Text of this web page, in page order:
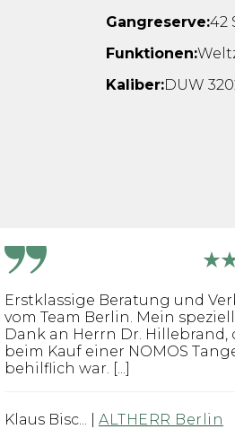
Gangreserve:42
Funktionen:
Kaliber:DUW
Erstklassige Beratung und
vom Team Berlin. Mein
Dank an Herrn Dr. Hillebrand,
beim Kauf einer NOMOS
behilflich war. [...]
Klaus Bisc... ALTHERR Berlin